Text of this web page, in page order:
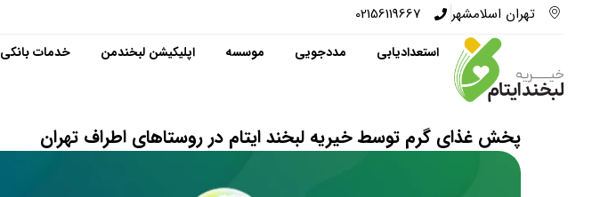
تهران اسلامشهر 02156119667
استعدادیابی مددجویی موسسه اپلیکیشن لبخندمن خدمات بانکی
پخش غذای گرم توسط خیریه لبخند ایتام در روستاهای اطراف تهران